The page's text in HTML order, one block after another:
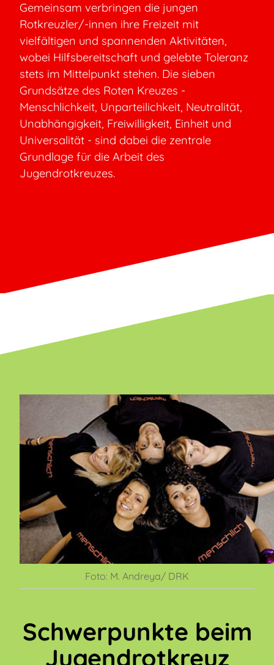
Gemeinsam verbringen die jungen
Rotkreuzler/-innen ihre Freizeit mit
vielfältigen und spannenden Aktivitäten,
wobei Hilfsbereitschaft und gelebte Toleranz
stets im Mittelpunkt stehen. Die sieben
Grundsätze des Roten Kreuzes -
Menschlichkeit, Unparteilichkeit, Neutralität,
Unabhängigkeit, Freiwilligkeit, Einheit und
Universalität - sind dabei die zentrale
Grundlage für die Arbeit des
Jugendrotkreuzes.
Foto: M. Andreya/ DRK
Schwerpunkte beim
Jugendrotkreuz